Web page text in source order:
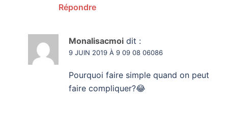
Répondre
Monalisacmoi dit :
9 JUIN 2019 À 9 09 08 06086
Pourquoi faire simple quand on peut
faire compliquer?😂